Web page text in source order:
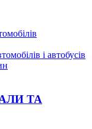
і автобусів
ТА